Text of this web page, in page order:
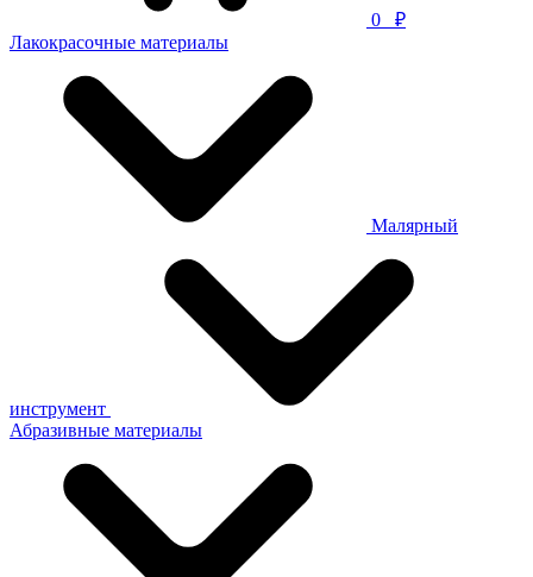
0
₽
Лакокрасочные материалы
Малярный
инструмент
Абразивные материалы